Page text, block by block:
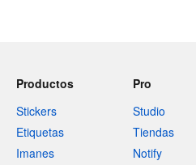
Productos
Stickers
Etiquetas
Imanes
Pro
Studio
Tiendas
Notify